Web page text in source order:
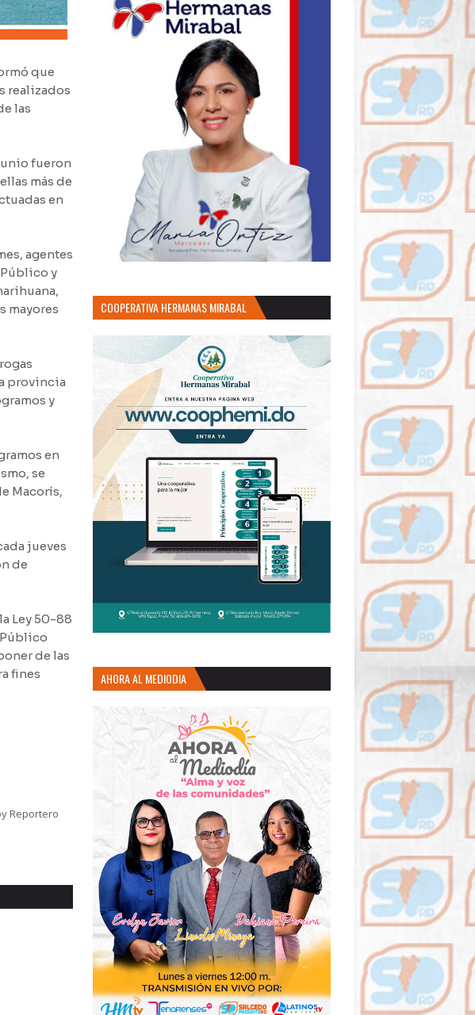
que
realizados
las
fueron
más de
en
agentes
y
mayores
provincia
y
en
se
Macorís,
jueves
de
Ley 50-88
de las
fines
Reportero
COOPERATIVA HERMANAS MIRABAL
AHORA AL MEDIODIA